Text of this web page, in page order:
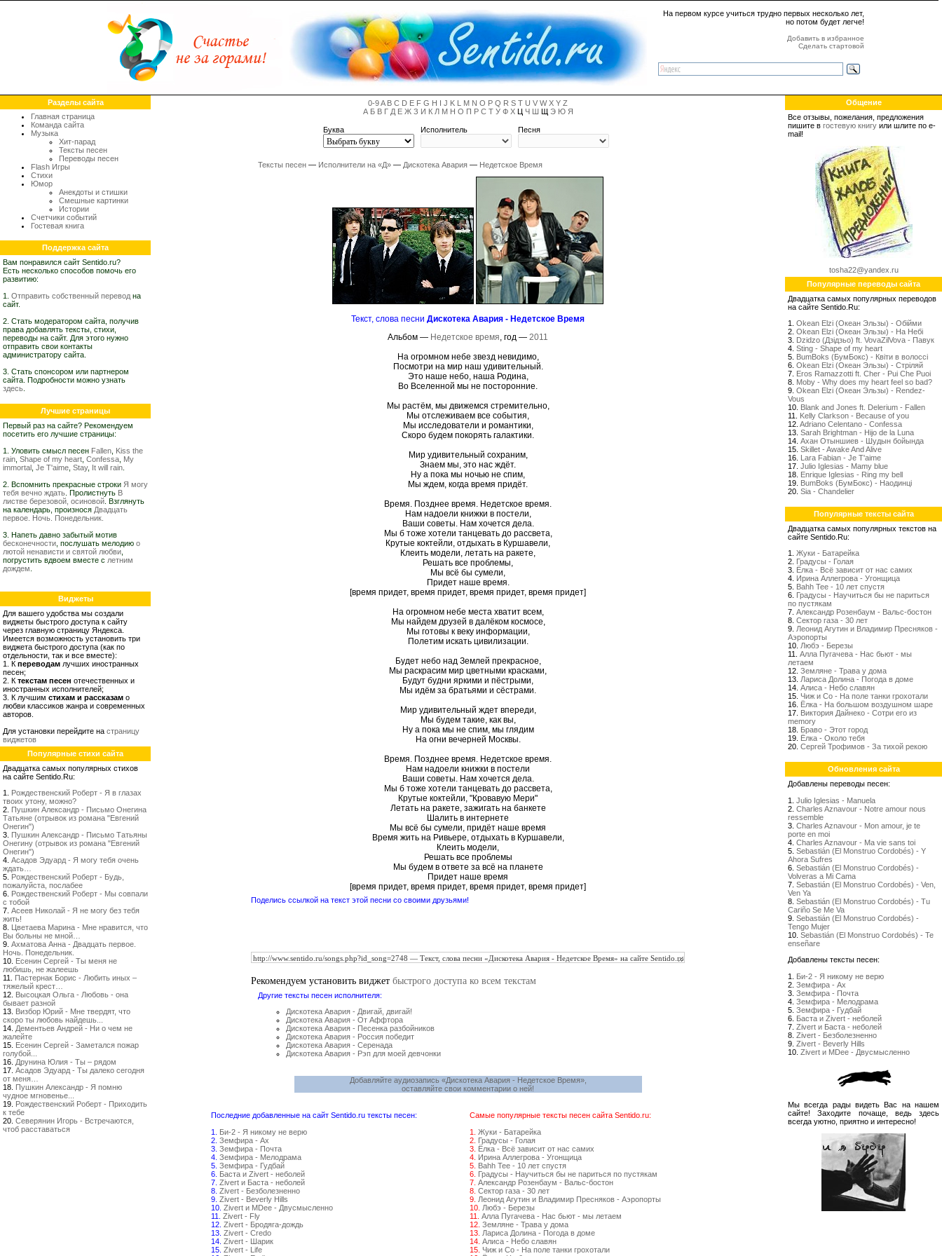
На первом курсе учиться трудно первых несколько лет,
но потом будет легче!
Добавить в избранное
Сделать стартовой
Разделы сайта
Главная страница
Команда сайта
Музыка
Хит-парад
Тексты песен
Переводы песен
Flash Игры
Стихи
Юмор
Анекдоты и стишки
Смешные картинки
Истории
Счетчики событий
Гостевая книга
Поддержка сайта
Вам понравился сайт Sentido.ru?
Есть несколько способов помочь его
развитию:
1. Отправить собственный перевод на
сайт.
2. Стать модератором сайта, получив
права добавлять тексты, стихи,
переводы на сайт. Для этого нужно
отправить свои контакты
администратору сайта.
3. Стать спонсором или партнером
сайта. Подробности можно узнать
здесь
Лучшие страницы
Первый раз на сайте? Рекомендуем
посетить его лучшие страницы:
1. Уловить смысл песен Fallen Kiss the
rain Shape of my heart Confessa My
immortal Je T'aime Stay, It will rain
2. Вспомнить прекрасные строки Я могу
тебя вечно ждать . Пролистнуть В
листве березовой, осиновой . Взглянуть
на календарь, произнося Двадцать
первое. Ночь. Понедельник.
3. Напеть давно забытый мотив
бесконечности , послушать мелодию о
лютой ненависти и святой любви
погрустить вдвоем вместе с летним
дождем
Виджеты
Для вашего удобства мы создали
виджеты быстрого доступа к сайту
через главную страницу Яндекса.
Имеется возможность установить три
виджета быстрого доступа (как по
отдельности, так и все вместе):
1. К переводам лучших иностранных
песен;
2. К текстам песен отечественных и
иностранных исполнителей;
3. К лучшим стихам и рассказам о
любви классиков жанра и современных
авторов.
Для установки перейдите на страницу
виджетов
Популярные стихи сайта
Двадцатка самых популярных стихов
на сайте Sentido.Ru:
1. Рождественский Роберт - Я в глазах
твоих утону, можно?
2. Пушкин Александр - Письмо Онегина
Татьяне (отрывок из романа "Евгений
Онегин")
3. Пушкин Александр - Письмо Татьяны
Онегину (отрывок из романа "Евгений
Онегин")
4. Асадов Эдуард - Я могу тебя очень
ждать…
5. Рождественский Роберт - Будь,
пожалуйста, послабее
6. Рождественский Роберт - Мы совпали
с тобой
7. Асеев Николай - Я не могу без тебя
жить!
8. Цветаева Марина - Мне нравится, что
Вы больны не мной…
9. Ахматова Анна - Двадцать первое.
Ночь. Понедельник.
10. Есенин Сергей - Ты меня не
любишь, не жалеешь
11. Пастернак Борис - Любить иных –
тяжелый крест…
12. Высоцкая Ольга - Любовь - она
бывает разной
13. Визбор Юрий - Мне твердят, что
скоро ты любовь найдешь...
14. Дементьев Андрей - Ни о чем не
жалейте
15. Есенин Сергей - Заметался пожар
голубой...
16. Друнина Юлия - Ты – рядом
17. Асадов Эдуард - Ты далеко сегодня
от меня…
18. Пушкин Александр - Я помню
чудное мгновенье...
19. Рождественский Роберт - Приходить
к тебе
20. Северянин Игорь - Встречаются,
чтоб расставаться
0-9A B C D E F G H I J K L M N O P Q R S T U V W X Y Z
А Б В Г Д Е Ж З И К Л М Н О П Р С Т У Ф ХЦ Ч ШЩ Э Ю Я
Буква Исполнитель Песня
Тексты песен— Исполнители на «Д»— Дискотека Авария— Недетское Время
Текст, слова песни Дискотека Авария - Недетское Время
Альбом — Недетское время, год — 2011
На огромном небе звезд невидимо,
Посмотри на мир наш удивительный.
Это наше небо, наша Родина,
Во Вселенной мы не посторонние.
Мы растём, мы движемся стремительно,
Мы отслеживаем все события,
Мы исследователи и романтики,
Скоро будем покорять галактики.
Мир удивительный сохраним,
Знаем мы, это нас ждёт.
Ну а пока мы ночью не спим,
Мы ждем, когда время придёт.
Время. Позднее время. Недетское время.
Нам надоели книжки в постели,
Ваши советы. Нам хочется дела.
Мы б тоже хотели танцевать до рассвета,
Крутые коктейли, отдыхать в Куршавели,
Клеить модели, летать на ракете,
Решать все проблемы,
Мы всё бы сумели,
Придет наше время.
[время придет, время придет, время придет, время придет]
На огромном небе места хватит всем,
Мы найдем друзей в далёком космосе,
Мы готовы к веку информации,
Полетим искать цивилизации.
Будет небо над Землей прекрасное,
Мы раскрасим мир цветными красками,
Будут будни яркими и пёстрыми,
Мы идём за братьями и сёстрами.
Мир удивительный ждет впереди,
Мы будем такие, как вы,
Ну а пока мы не спим, мы глядим
На огни вечерней Москвы.
Время. Позднее время. Недетское время.
Нам надоели книжки в постели
Ваши советы. Нам хочется дела.
Мы б тоже хотели танцевать до рассвета,
Крутые коктейли, "Кровавую Мери"
Летать на ракете, зажигать на банкете
Шалить в интернете
Мы всё бы сумели, придёт наше время
Время жить на Ривьере, отдыхать в Куршавели,
Клеить модели,
Решать все проблемы
Мы будем в ответе за всё на планете
Придет наше время
[время придет, время придет, время придет, время придет]
Поделись ссылкой на текст этой песни со своими друзьями!
Рекомендуем установить виджет быстрого доступа ко всем текстам
Другие тексты песен исполнителя:
Дискотека Авария - Двигай, двигай!
Дискотека Авария - От Аффтора
Дискотека Авария - Песенка разбойников
Дискотека Авария - Россия победит
Дискотека Авария - Серенада
Дискотека Авария - Рэп для моей девчонки
Добавляйте аудиозапись «Дискотека Авария - Недетское Время»,
оставляйте свои комментарии о ней!
Последние добавленные на сайт Sentido.ru тексты песен:
1.
Би-2 - Я никому не верю
2. Земфира - Ах
3. Земфира - Почта
4. Земфира - Мелодрама
5. Земфира - Гудбай
6. Баста и Zivert - неболей
7. Zivert и Баста - неболей
8. Zivert - Безболезненно
9. Zivert - Beverly Hills
10. Zivert и MDee - Двусмысленно
11. Zivert - Fly
12. Zivert - Бродяга-дождь
13. Zivert - Credo
14. Zivert - Шарик
15. Zivert - Life
Самые популярные тексты песен сайта Sentido.ru:
1. Жуки - Батарейка
2. Градусы - Голая
3. Ёлка - Всё зависит от нас самих
4. Ирина Аллегрова - Угонщица
5. Bahh Tee - 10 лет спустя
6. Градусы - Научиться бы не париться по пустякам
7. Александр Розенбаум - Вальс-бостон
8. Сектор газа - 30 лет
9. Леонид Агутин и Владимир Пресняков - Аэропорты
10. Любэ - Березы
11. Алла Пугачева - Нас бьют - мы летаем
12. Земляне - Трава у дома
13. Лариса Долина - Погода в доме
14. Алиса - Небо славян
15. Чиж и Со - На поле танки грохотали
Общение
Все отзывы, пожелания, предложения
пишите в гостевую книгу или шлите по e-
mail!
tosha22@yandex.ru
Популярные переводы сайта
Двадцатка самых популярных переводов
на сайте Sentido.Ru:
1. Okean Elzi (Океан Эльзы) - Обійми
2. Okean Elzi (Океан Эльзы) - На Небі
3. Dzidzo (Дзідзьо) ft. VovaZilVova - Павук
4. Sting - Shape of my heart
5. BumBoks (БумБокс) - Квіти в волоссі
6. Okean Elzi (Океан Эльзы) - Стрiляй
7. Eros Ramazzotti ft. Cher - Pui Che Puoi
8. Moby - Why does my heart feel so bad?
9. Okean Elzi (Океан Эльзы) - Rendez-
Vous
10. Blank and Jones ft. Delerium - Fallen
11. Kelly Clarkson - Because of you
12. Adriano Celentano - Confessa
13. Sarah Brightman - Hijo de la Luna
14. Ахан Отыншиев - Шудын бойында
15. Skillet - Awake And Alive
16. Lara Fabian - Je T'aime
17. Julio Iglesias - Mamy blue
18. Enrique Iglesias - Ring my bell
19. BumBoks (БумБокс) - Наодинці
20. Sia - Chandelier
Популярные тексты сайта
Двадцатка самых популярных текстов на
сайте Sentido.Ru:
1. Жуки - Батарейка
2. Градусы - Голая
3. Ёлка - Всё зависит от нас самих
4. Ирина Аллегрова - Угонщица
5. Bahh Tee - 10 лет спустя
6. Градусы - Научиться бы не париться
по пустякам
7. Александр Розенбаум - Вальс-бостон
8. Сектор газа - 30 лет
9. Леонид Агутин и Владимир Пресняков -
Аэропорты
10. Любэ - Березы
11. Алла Пугачева - Нас бьют - мы
летаем
12. Земляне - Трава у дома
13. Лариса Долина - Погода в доме
14. Алиса - Небо славян
15. Чиж и Со - На поле танки грохотали
16. Ёлка - На большом воздушном шаре
17. Виктория Дайнеко - Сотри его из
memory
18. Браво - Этот город
19. Ёлка - Около тебя
20. Сергей Трофимов - За тихой рекою
Обновления сайта
Добавлены переводы песен:
1. Julio Iglesias - Manuela
2. Charles Aznavour - Notre amour nous
ressemble
3. Charles Aznavour - Mon amour, je te
porte en moi
4. Charles Aznavour - Ma vie sans toi
5. Sebastián (El Monstruo Cordobés) - Y
Ahora Sufres
6. Sebastián (El Monstruo Cordobés) -
Volveras a Mi Cama
7. Sebastián (El Monstruo Cordobés) - Ven,
Ven Ya
8. Sebastián (El Monstruo Cordobés) - Tu
Cariño Se Me Va
9. Sebastián (El Monstruo Cordobés) -
Tengo Mujer
10. Sebastián (El Monstruo Cordobés) - Te
enseñare
Добавлены тексты песен:
1. Би-2 - Я никому не верю
2. Земфира - Ах
3. Земфира - Почта
4. Земфира - Мелодрама
5. Земфира - Гудбай
6. Баста и Zivert - неболей
7. Zivert и Баста - неболей
8. Zivert - Безболезненно
9. Zivert - Beverly Hills
10. Zivert и MDee - Двусмысленно
Мы всегда рады видеть Вас на нашем
сайте! Заходите почаще, ведь здесь
всегда уютно, приятно и интересно!